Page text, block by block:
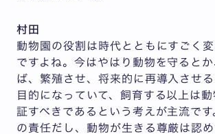
村田
動物園の役割は時代とともにすごく
ですよね。今はやはり動物を守るとか
ば、繁殖させ、将来的に再導入させ
目的になっていて、飼育する以上は
証すべきであるという考えが主流です
の責任だし、動物が生きる尊厳は認